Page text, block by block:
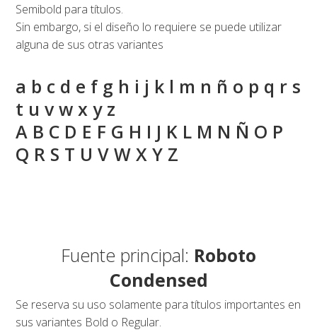
Semibold para títulos.
Sin embargo, si el diseño lo requiere se puede utilizar
alguna de sus otras variantes
a b c d e f g h i j k l m n ñ o p q r s
t u v w x y z
A B C D E F G H I J K L M N Ñ O P
Q R S T U V W X Y Z
Fuente principal: Roboto
Condensed
Se reserva su uso solamente para títulos importantes en
sus variantes Bold o Regular.